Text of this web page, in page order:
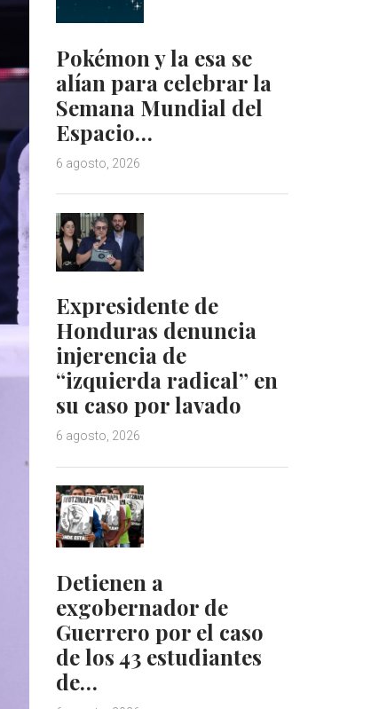
Pokémon y la esa se
alían para celebrar la
Semana Mundial del
Espacio…
6 agosto, 2026
Expresidente de
Honduras denuncia
injerencia de
“izquierda radical” en
su caso por lavado
6 agosto, 2026
Detienen a
exgobernador de
Guerrero por el caso
de los 43 estudiantes
de…